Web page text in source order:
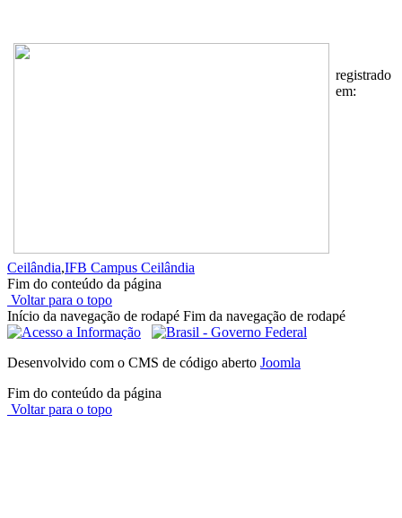
registrado
em:
Ceilândia,IFB Campus Ceilândia
Fim do conteúdo da página
Voltar para o topo
Início da navegação de rodapé Fim da navegação de rodapé
Desenvolvido com o CMS de código aberto Joomla
Fim do conteúdo da página
Voltar para o topo